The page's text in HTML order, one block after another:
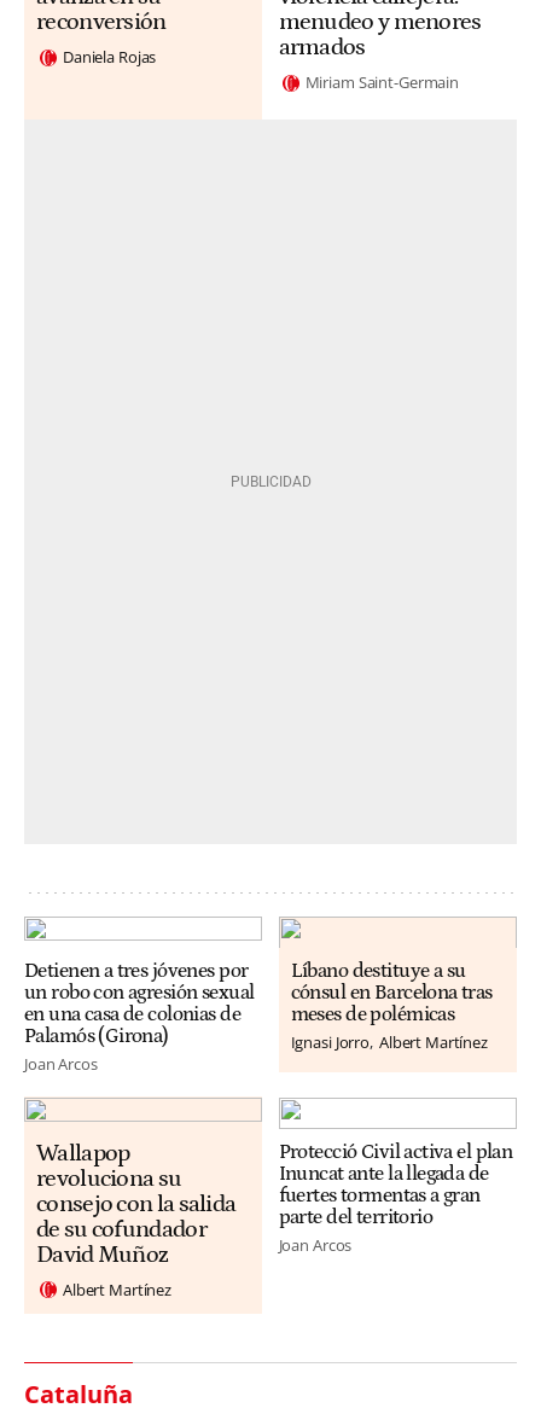
reconversión
Daniela Rojas
menudeo y menores
armados
Miriam Saint-Germain
Detienen a tres jóvenes por
un robo con agresión sexual
en una casa de colonias de
Palamós (Girona)
Joan Arcos
Líbano destituye a su
cónsul en Barcelona tras
meses de polémicas
Ignasi Jorro Albert Martínez
Wallapop
revoluciona su
consejo con la salida
de su cofundador
David Muñoz
Albert Martínez
Protecció Civil activa el plan
Inuncat ante la llegada de
fuertes tormentas a gran
parte del territorio
Joan Arcos
Cataluña